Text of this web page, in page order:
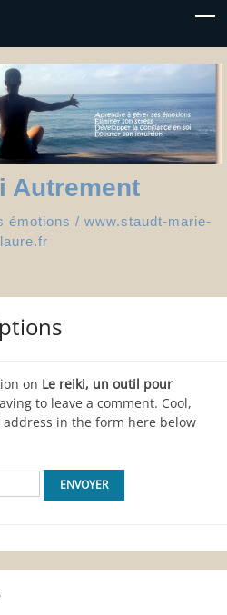
Autrement
émotions / www.staudt-marie-
laure.fr
on Le reiki, un outil pour
to leave a comment. Cool,
in the form here below